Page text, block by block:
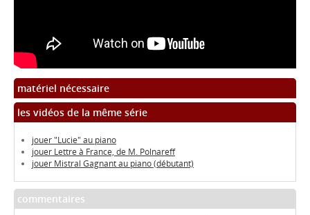
matériel nécessaire
les vidéos de la même série
jouer "Lucie" au piano
jouer Lettre à France, de M. Polnareff
jouer Mistral Gagnant au piano (débutant)
commentaires